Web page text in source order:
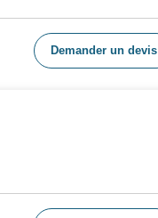
Demander un devis